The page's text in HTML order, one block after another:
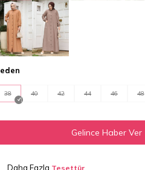
38 40 42 44 46 48
Gelince Haber Ver
Daha Fazla Tesettür